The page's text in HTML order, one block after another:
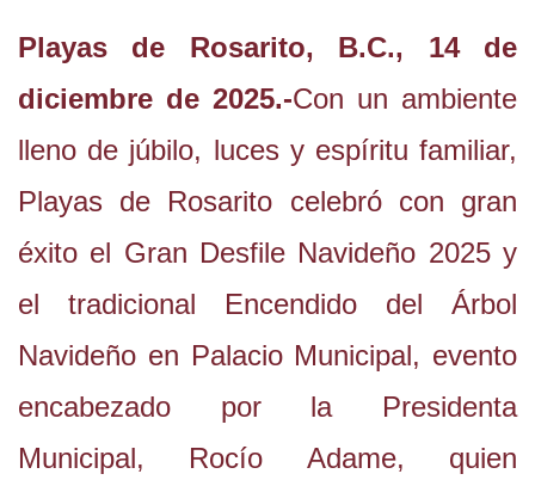
Playas de Rosarito, B.C., 14 de
diciembre de 2025.-Con un ambiente
lleno de júbilo, luces y espíritu familiar,
Playas de Rosarito celebró con gran
éxito el Gran Desfile Navideño 2025 y
el tradicional Encendido del Árbol
Navideño en Palacio Municipal, evento
encabezado por la Presidenta
Municipal, Rocío Adame, quien